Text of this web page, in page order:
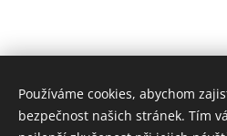
Používáme cookies, abychom
bezpečnost našich stránek. Tím